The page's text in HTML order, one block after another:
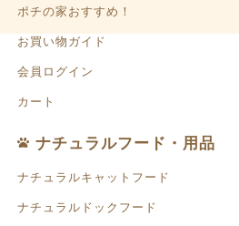
ポチの家おすすめ！
お買い物ガイド
会員ログイン
カート
ナチュラルフード・用品
ナチュラルキャットフード
ナチュラルドックフード